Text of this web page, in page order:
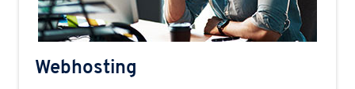
Webhosting